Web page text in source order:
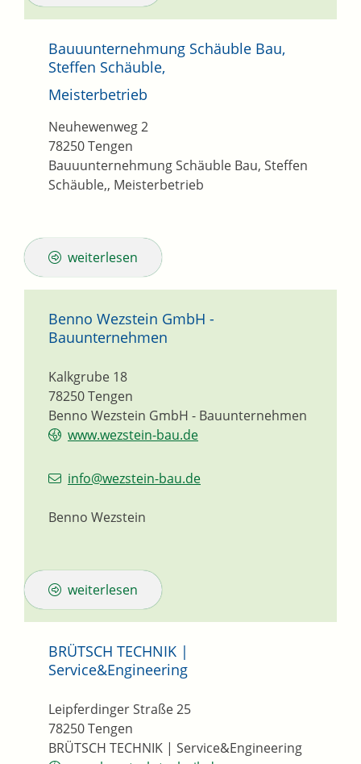
Bauuunternehmung Schäuble Bau,
Steffen Schäuble,
Meisterbetrieb
Bauuunternehmung Schäuble Bau, Steffen
Schäuble,, Meisterbetrieb
Neuhewenweg 2
78250Tengen
weiterlesen
Benno Wezstein GmbH -
Bauunternehmen
Benno Wezstein GmbH - Bauunternehmen
Kalkgrube 18
78250Tengen
www.wezstein-bau.de
info@wezstein-bau.de
Benno Wezstein
weiterlesen
BRÜTSCH TECHNIK |
Service&Engineering
BRÜTSCH TECHNIK | Service&Engineering
Leipferdinger Straße 25
78250Tengen